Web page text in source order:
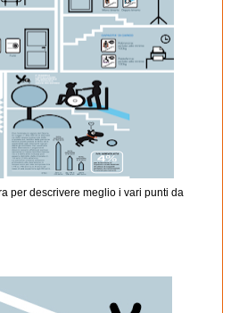
per descrivere meglio i vari punti da